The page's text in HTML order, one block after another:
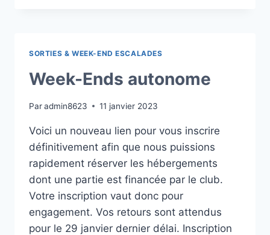
SORTIES & WEEK-END ESCALADES
Week-Ends autonome
Paradmin8623 11 janvier 2023
Voici un nouveau lien pour vous inscrire
définitivement afin que nous puissions
rapidement réserver les hébergements
dont une partie est financée par le club.
Votre inscription vaut donc pour
engagement. Vos retours sont attendus
pour le 29 janvier dernier délai. Inscription